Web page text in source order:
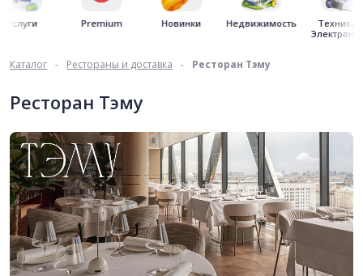
Услуги Premium Новинки Недвижимость
Техника
Каталог - Рестораны и доставка - Ресторан Тэму
Ресторан Тэму